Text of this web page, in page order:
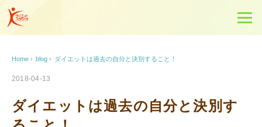
Home › blog › ダイエットは過去の自分と決別すること！
2018-04-13
ダイエットは過去の自分と決別す